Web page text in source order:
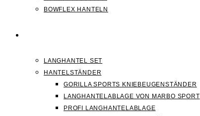
BOWFLEX HANTELN
LANGHANTEL SET
HANTELSTÄNDER
GORILLA SPORTS KNIEBEUGENSTÄNDER
LANGHANTELABLAGE VON MARBO SPORT
PROFI LANGHANTELABLAGE